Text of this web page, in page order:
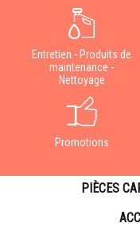
Entretien - Produits de
maintenance -
Nettoyage
Promotions
PIÈCES